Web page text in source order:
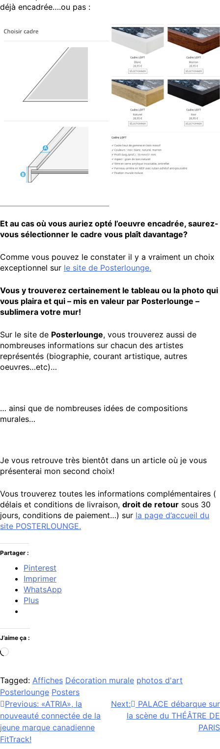
déjà encadrée….ou pas :
Et au cas où vous auriez opté l’oeuvre encadrée, saurez-
vous sélectionner le cadre vous plaît davantage?
Comme vous pouvez le constater il y a vraiment un choix
exceptionnel sur le site de Posterlounge.
Vous y trouverez certainement le tableau ou la photo qui
vous plaira et qui – mis en valeur par Posterlounge –
sublimera votre mur!
Sur le site de Posterlounge, vous trouverez aussi de
nombreuses informations sur chacun des artistes
représentés (biographie, courant artistique, autres
oeuvres…etc)…
… ainsi que de nombreuses idées de compositions
murales…
Je vous retrouve très bientôt dans un article où je vous
présenterai mon second choix!
Vous trouverez toutes les informations complémentaires (
délais et conditions de livraison, droit de retour sous 30
jours, conditions de paiement…) sur la page d’accueil du
site POSTERLOUNGE.
Partager :
Pinterest
Imprimer
WhatsApp
Plus
J’aime ça :
Chargement…
Tagged: Affiches Décoration murale photos d'art
Posterlounge Posters
Navigation
de
l’article
Previous: «ATRIA», la
nouveauté connectée de la
jeune marque canadienne
FitTrack!
Next:
PALACE débarque sur
la scène du THÉÂTRE DE
PARIS